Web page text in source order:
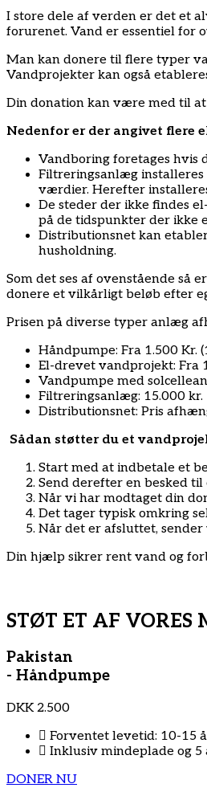
I store dele af verden er det et
forurenet. Vand er essentiel for
Man kan donere til flere typer
Vandprojekter kan også
Din donation kan være med til
Nedenfor er der angivet flere
Vandboring foretages hvis
Filtreringsanlæg
værdier. Herefter
De steder der ikke findes
på de tidspunkter der ikke
Distributionsnet kan
husholdning.
Som det ses af ovenstående
donere et vilkårligt beløb efter
Prisen på diverse typer anlæg
Håndpumpe: Fra 1.500 Kr.
El-drevet vandprojekt: Fra
Vandpumpe med
Filtreringsanlæg: 15.000 kr.
Distributionsnet: Pris
Sådan støtter du et
Start med at indbetale et
Send derefter en besked
Når vi har modtaget din
Det tager typisk omkring
Når det er afsluttet,
Din hjælp sikrer rent vand og
STØT ET AF VORES
Pakistan
- Håndpumpe
DKK 2.500
Forventet levetid: 10-15
Inklusiv mindeplade og 5
DONER NU